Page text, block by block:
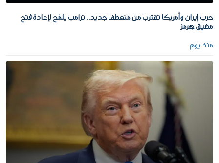
حرب إيران وأمريكا تقترب من منعطف جديد.. ترامب يلمّح لإعادة فتح
مضيق هرمز
منذ يوم